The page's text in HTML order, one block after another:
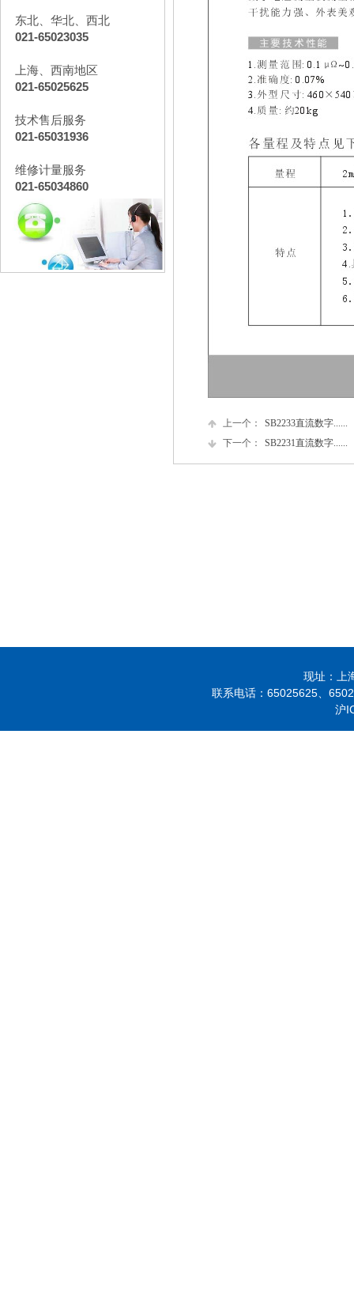
上一个：
SB2233直流数字......
下一个：
SB2231直流数字......
东北、华北、西北
021-65023035
上海、西南地区
021-65025625
技术售后服务
021-65031936
维修计量服务
021-65034860
现址：上
联系电话： 65025625、
沪